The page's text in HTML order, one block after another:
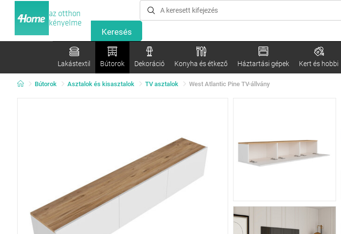
az otthon
kényelme
Lakástextil Bútorok Dekoráció Konyha és étkező Háztartási gépek Kert és hobbi
Bútorok Asztalok és kisasztalok TV asztalok West Atlantic Pine TV-állvány